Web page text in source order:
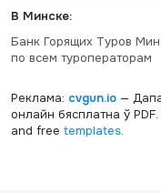
В Минске:
Банк Горящих Туров
по всем туроператорам
Реклама: cvgun.io—
онлайн бясплатна ў PDF.
and free templates.